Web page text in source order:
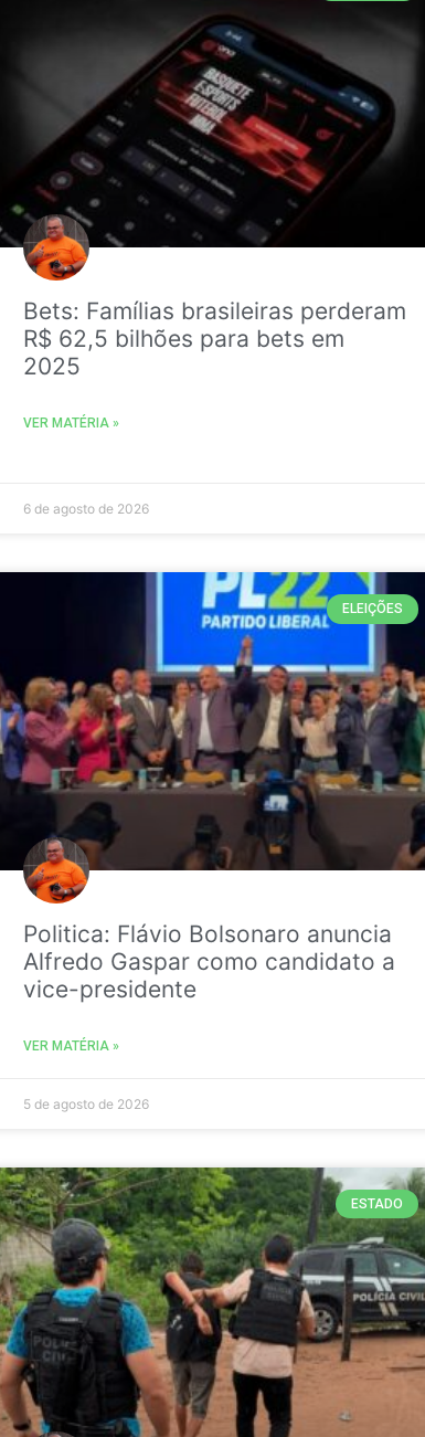
Bets: Famílias brasileiras perderam
R$ 62,5 bilhões para bets em
2025
VER MATÉRIA »
6 de agosto de 2026
ELEIÇÕES
Politica: Flávio Bolsonaro anuncia
Alfredo Gaspar como candidato a
vice-presidente
VER MATÉRIA »
5 de agosto de 2026
ESTADO